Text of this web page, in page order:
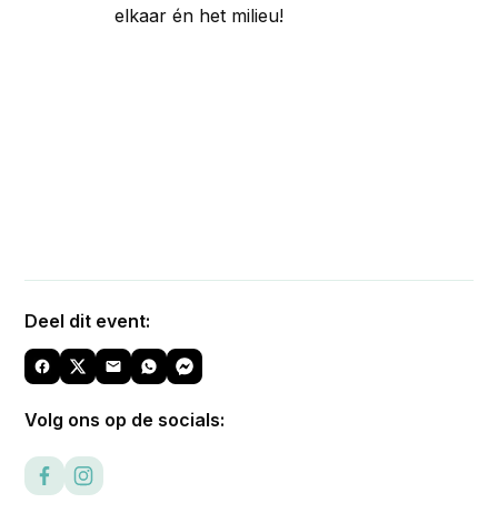
elkaar én het milieu!
Deel dit event:
Volg ons op de socials: